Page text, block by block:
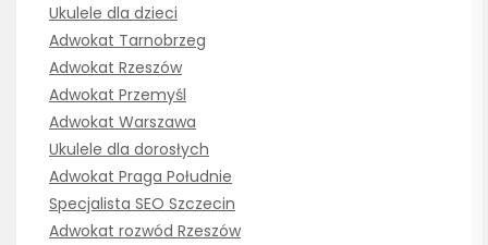
Ukulele dla dzieci
Adwokat Tarnobrzeg
Adwokat Rzeszów
Adwokat Przemyśl
Adwokat Warszawa
Ukulele dla dorosłych
Adwokat Praga Południe
Specjalista SEO Szczecin
Adwokat rozwód Rzeszów